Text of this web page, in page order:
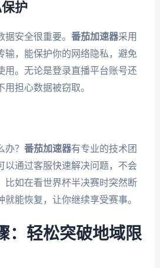
护
安全很重要。 番茄加速器采用
输，能保护你的网络隐私，避免
用。无论是登录直播平台账号还
担心数据被窃取。
？ 番茄加速器有专业的技术团
以通过客服快速解决问题，不会
比如在看世界杯半决赛时突然断
能恢复，让你继续享受赛事。
：轻松突破地域限